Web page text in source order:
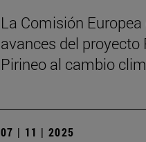
La Comisión
avances del proyecto
Pirineo al cambio
07 | 11 | 2025